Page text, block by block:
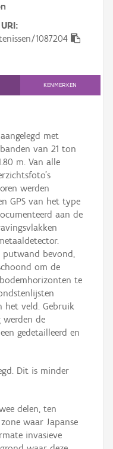
URI
1087204
KENMERKEN
met
van 21 ton
m. Van alle
werden
GPS van het type
aan de
putwand bevond,
om de
te
het veld. Gebruik
werden de
gedetailleerd en
Dit is minder
delen, ten
waar Japanse
invasieve